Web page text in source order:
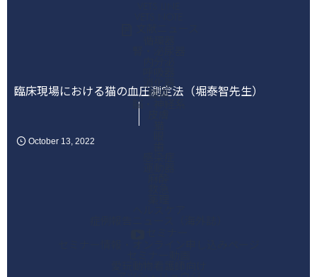
消化器
腫瘍
脳・神経系
臨床現場における猫の血圧測定法（堀泰智先生）
October 13 2022